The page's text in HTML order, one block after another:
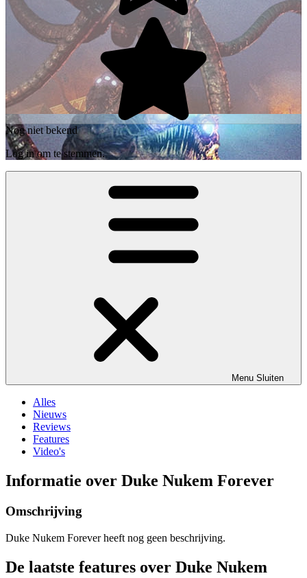
Nog niet bekend
Log in om te stemmen.
Menu Sluiten
Alles
Nieuws
Reviews
Features
Video's
Informatie over Duke Nukem Forever
Omschrijving
Duke Nukem Forever heeft nog geen beschrijving.
De laatste features over Duke Nukem